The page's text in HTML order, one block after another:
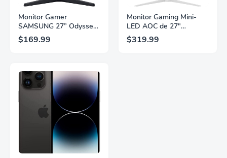
Monitor Gamer
SAMSUNG 27” Odyssey
G5 G53F con Resolución
QHD, HDR10,
Panel IPS, AMD
FreeSync™ Premium,
Ecualizador Negro,
Cambio Automático de
Fuente,
LS27FG532ENXZA
$169.99
Monitor Gaming Mini-
LED AOC de 27"
Pulgadas, QHD
2560×1440, 320Hz, 1ms
$319.99